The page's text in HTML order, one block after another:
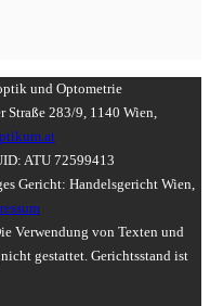
und Optometrie
283/9, 1140 Wien,
ATU 72599413
Gericht: Handelsgericht Wien,
Verwendung von Texten und
gestattet. Gerichtsstand ist